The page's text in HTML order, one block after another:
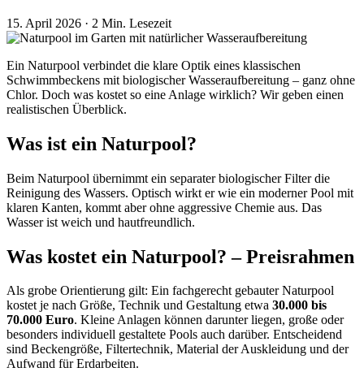
15. April 2026 · 2 Min. Lesezeit
Ein Naturpool verbindet die klare Optik eines klassischen
Schwimmbeckens mit biologischer Wasseraufbereitung – ganz ohne
Chlor. Doch was kostet so eine Anlage wirklich? Wir geben einen
realistischen Überblick.
Was ist ein Naturpool?
Beim Naturpool übernimmt ein separater biologischer Filter die
Reinigung des Wassers. Optisch wirkt er wie ein moderner Pool mit
klaren Kanten, kommt aber ohne aggressive Chemie aus. Das
Wasser ist weich und hautfreundlich.
Was kostet ein Naturpool? – Preisrahmen
Als grobe Orientierung gilt: Ein fachgerecht gebauter Naturpool
kostet je nach Größe, Technik und Gestaltung etwa 30.000 bis
70.000 Euro. Kleine Anlagen können darunter liegen, große oder
besonders individuell gestaltete Pools auch darüber. Entscheidend
sind Beckengröße, Filtertechnik, Material der Auskleidung und der
Aufwand für Erdarbeiten.